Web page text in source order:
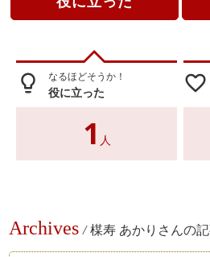
lightbulb_outline なるほどそうか！
役に立った
1 人
favorite_border
Archives / 楳寿 あかりさんの